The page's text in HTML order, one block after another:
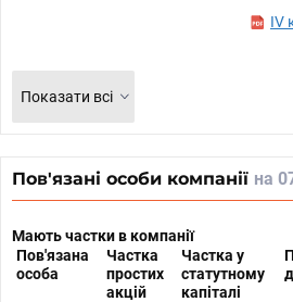
IV
Показати всі
Пов'язані особи компанії на
Мають частки в компанії
Пов'язана
особа
Частка
простих
акцій
Частка у
статутному
капіталі